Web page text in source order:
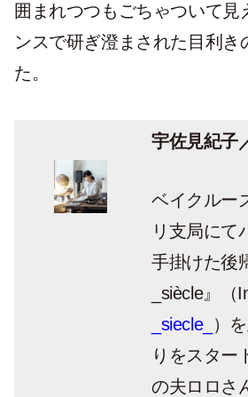
囲まれつつもごちゃついて見
ンスで研ぎ澄まされた目利き
た。
宇佐見紀子
ベイクルー
リ支局にて
手掛けた後
_siècle』
_siecle_ ）
りをスター
の夫ロロさ